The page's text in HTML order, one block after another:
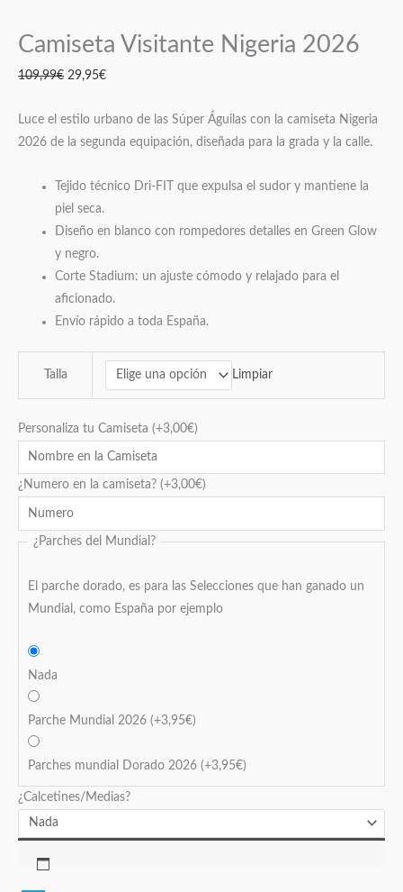
Camiseta Visitante Nigeria 2026
109,99€ 29,95€
Luce el estilo urbano de las Súper Águilas con la camiseta Nigeria
2026 de la segunda equipación, diseñada para la grada y la calle.
Tejido técnico Dri-FIT que expulsa el sudor y mantiene la
piel seca.
Diseño en blanco con rompedores detalles en Green Glow
y negro.
Corte Stadium: un ajuste cómodo y relajado para el
aficionado.
Envío rápido a toda España.
Talla Limpiar
Personaliza tu Camiseta (+3,00€)
¿Numero en la camiseta? (+3,00€)
¿Parches del Mundial?
El parche dorado, es para las Selecciones que han ganado un
Mundial, como España por ejemplo
Nada
Parche Mundial 2026(+3,95€)
Parches mundial Dorado 2026(+3,95€)
¿Calcetines/Medias?